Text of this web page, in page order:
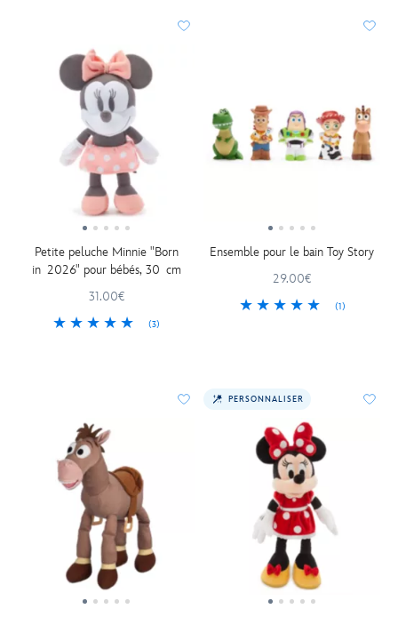
Petite peluche Minnie "Born
in 2026" pour bébés, 30 cm
31.00€
(3)
Ensemble pour le bain Toy Story
29.00€
(1)
PERSONNALISER